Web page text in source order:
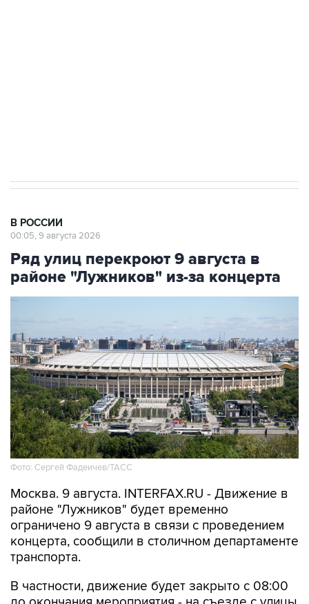
В РОССИИ
00:05, 9 августа 2026
Ряд улиц перекроют 9 августа в
районе "Лужников" из-за концерта
Фото: Сергей Фадеичев/ТАСС
Москва. 9 августа. INTERFAX.RU - Движение в
районе "Лужников" будет временно
ограничено 9 августа в связи с проведением
концерта, сообщили в столичном департаменте
транспорта.
В частности, движение будет закрыто с 08:00